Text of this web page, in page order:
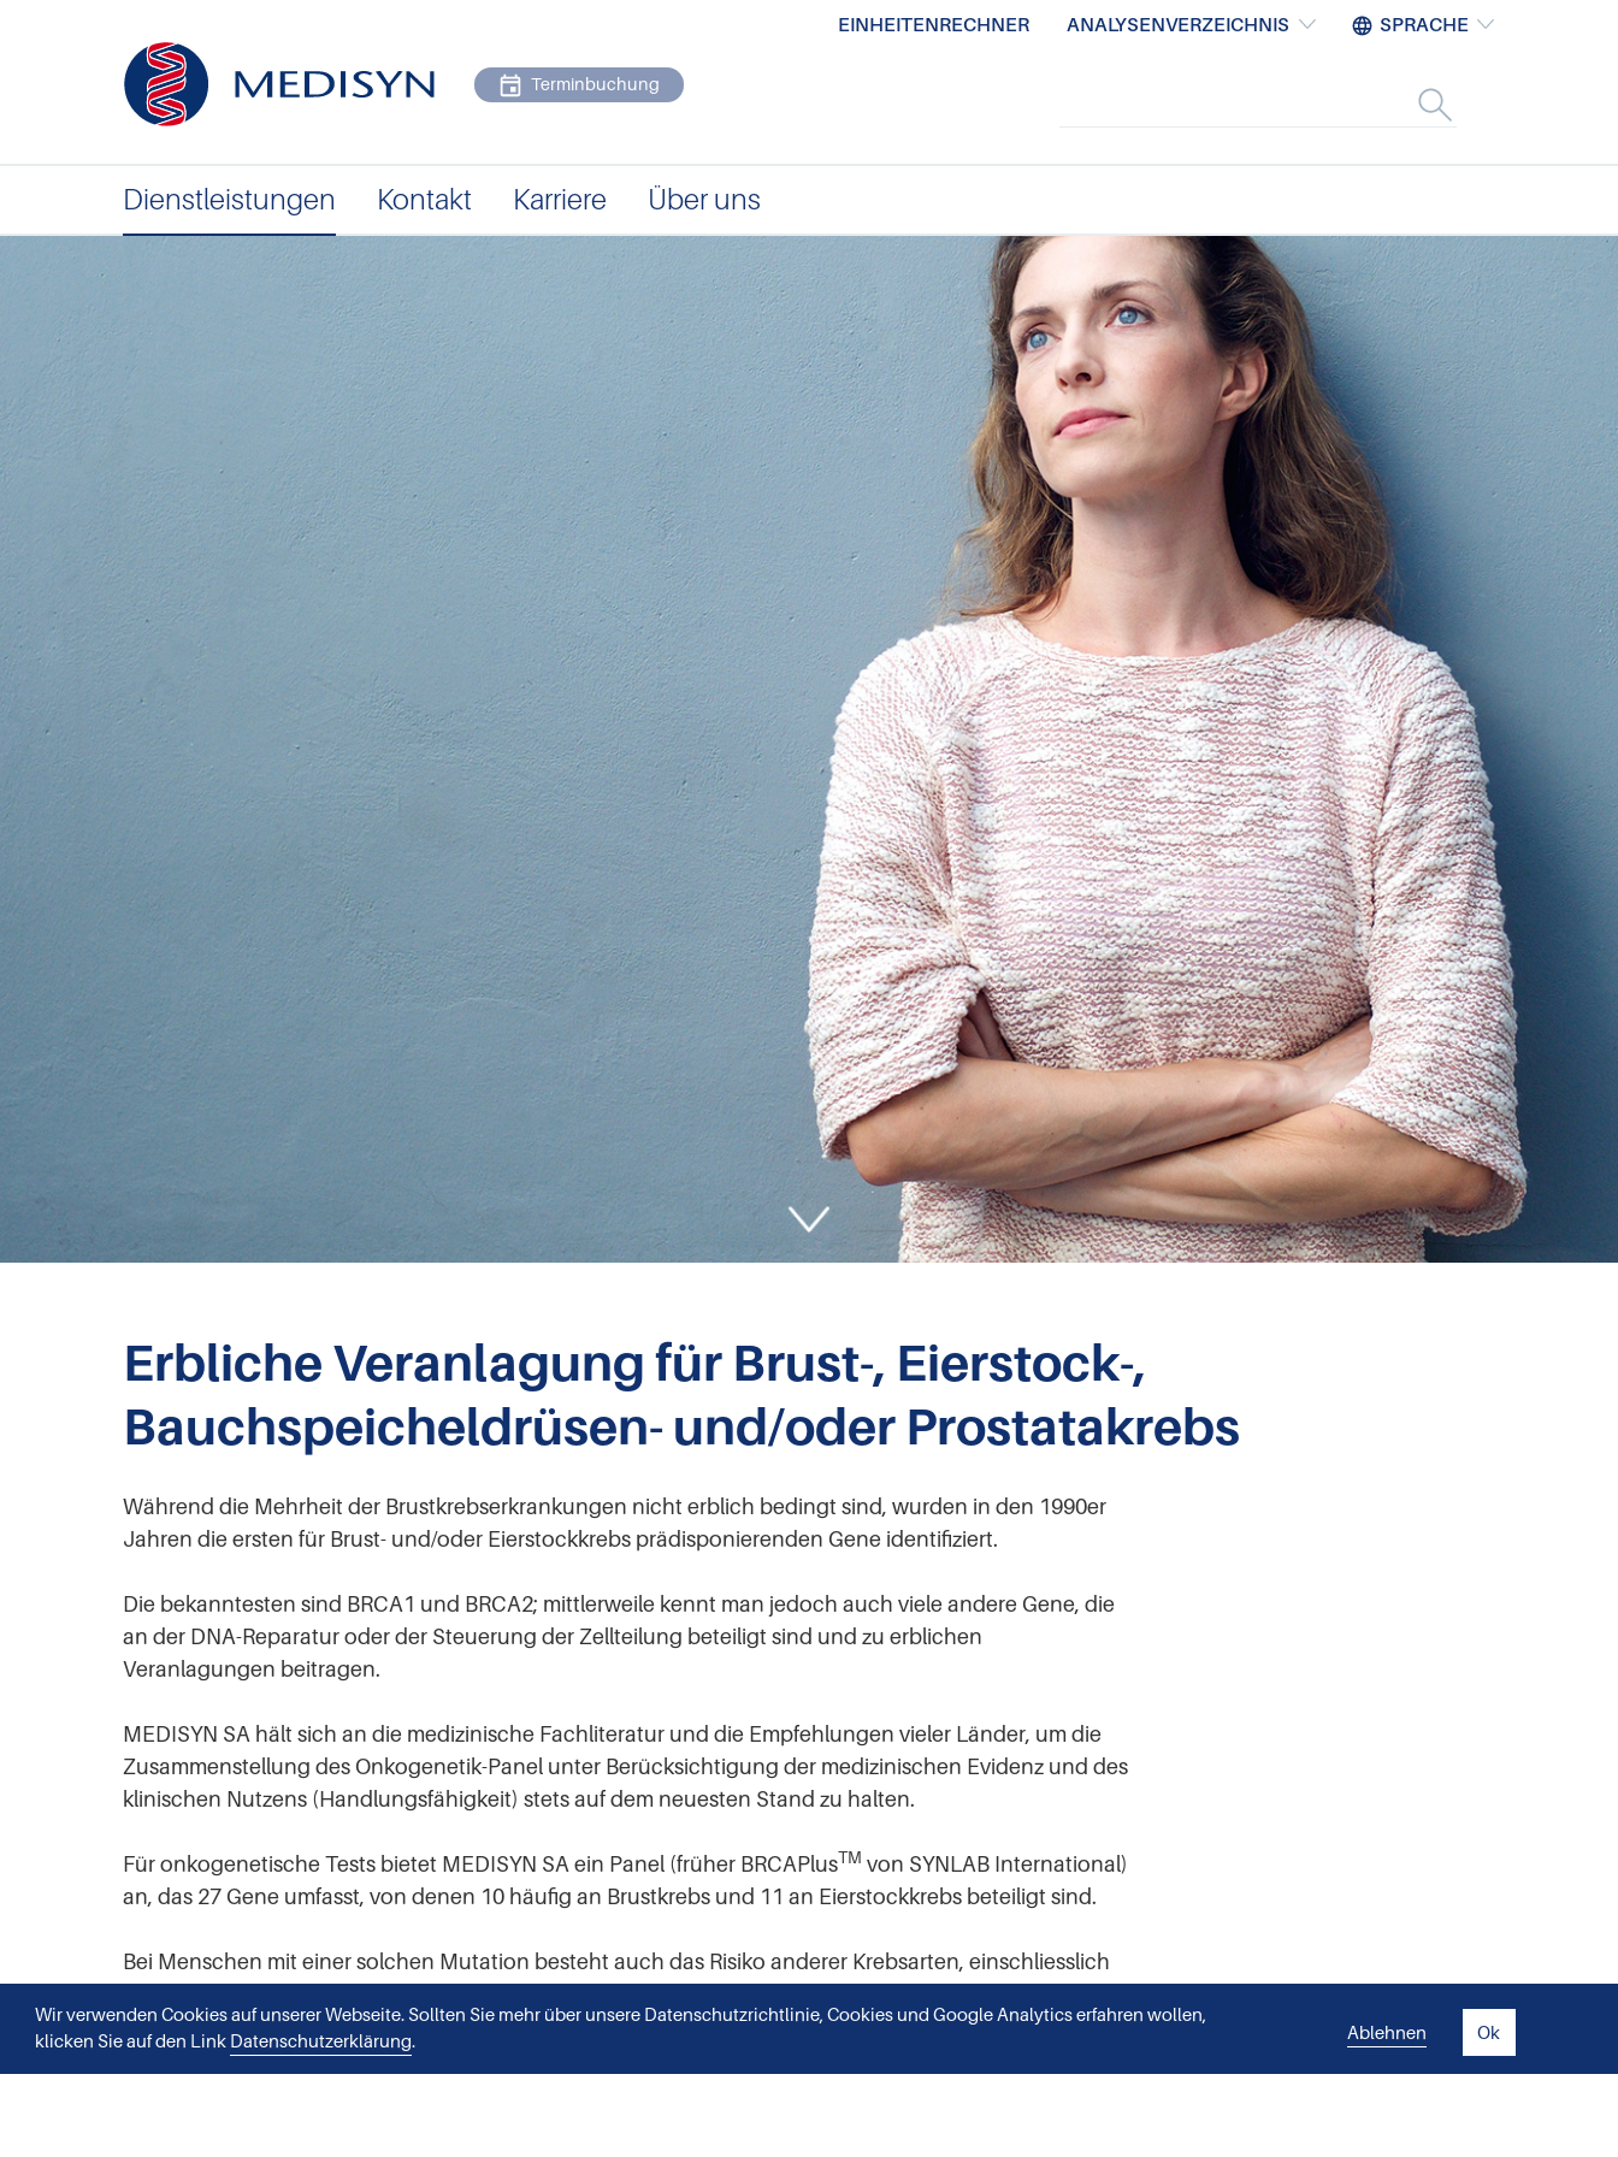
EINHEITENRECHNER ANALYSENVERZEICHNIS SPRACHE
Terminbuchung
Dienstleistungen Kontakt Karriere Über uns
Erbliche Veranlagung für Brust-, Eierstock-,
Bauchspeicheldrüsen- und/oder Prostatakrebs
Während die Mehrheit der Brustkrebserkrankungen nicht erblich bedingt sind, wurden in den 1990er
Jahren die ersten für Brust- und/oder Eierstockkrebs prädisponierenden Gene identifiziert.
Die bekanntesten sind BRCA1 und BRCA2; mittlerweile kennt man jedoch auch viele andere Gene, die
an der DNA-Reparatur oder der Steuerung der Zellteilung beteiligt sind und zu erblichen
Veranlagungen beitragen.
MEDISYN SA hält sich an die medizinische Fachliteratur und die Empfehlungen vieler Länder, um die
Zusammenstellung des Onkogenetik-Panel unter Berücksichtigung der medizinischen Evidenz und des
klinischen Nutzens (Handlungsfähigkeit) stets auf dem neuesten Stand zu halten.
Für onkogenetische Tests bietet MEDISYN SA ein Panel (früher BRCAPlusTM von SYNLAB International)
an, das 27 Gene umfasst, von denen 10 häufig an Brustkrebs und 11 an Eierstockkrebs beteiligt sind.
Bei Menschen mit einer solchen Mutation besteht auch das Risiko anderer Krebsarten, einschliesslich
Wir verwenden Cookies auf unserer Webseite. Sollten Sie mehr über unsere Datenschutzrichtlinie, Cookies und Google Analytics erfahren wollen,
klicken Sie auf den Link Datenschutzerklärung. Ablehnen Ok